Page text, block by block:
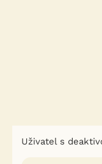
Uživatel s